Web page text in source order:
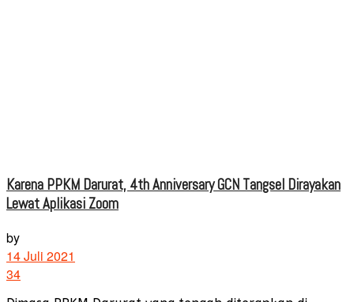
Karena PPKM Darurat, 4th Anniversary GCN Tangsel Dirayakan
Lewat Aplikasi Zoom
by
14 Juli 2021
34